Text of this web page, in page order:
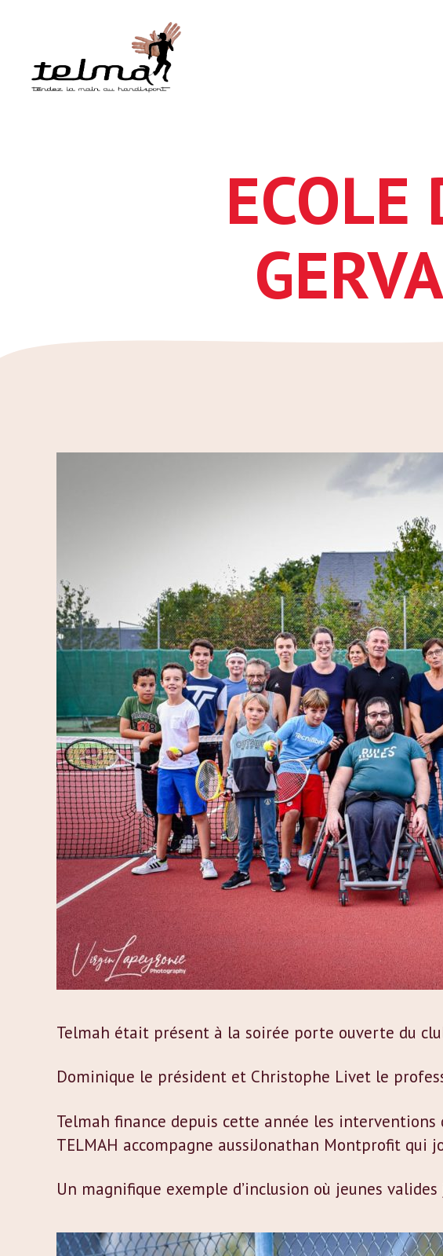
ECOLE
Telmah était présent à la soirée porte ouverte du
Dominique le président et Christophe Livet le
Telmah finance depuis cette année les
TELMAH accompagne aussiJonathan Montprofit qui
Un magnifique exemple d’inclusion où jeunes